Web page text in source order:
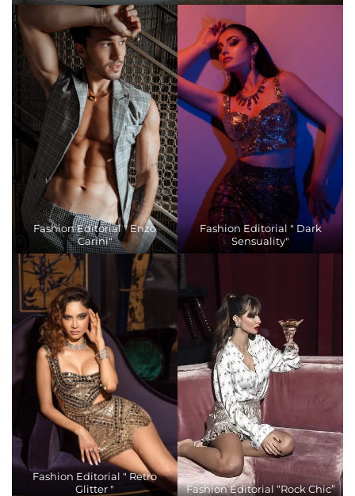
Fashion Editorial " Enzo
Carini"
Fashion Editorial " Dark
Sensuality"
Fashion Editorial " Retro
Glitter "
Fashion Editorial “Rock Chic”